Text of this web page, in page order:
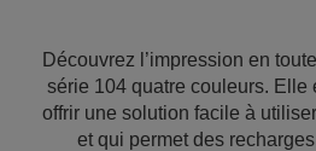
Découvrez l’impression en
série 104 quatre couleurs. Elle
offrir une solution facile à
et qui permet des